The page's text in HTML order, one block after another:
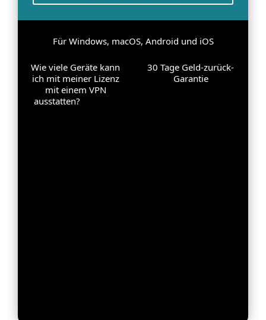
Für Windows, macOS, Android und iOS
Wie viele Geräte kann
ich mit meiner Lizenz
mit einem VPN
ausstatten?
30 Tage Geld-zurück-
Garantie